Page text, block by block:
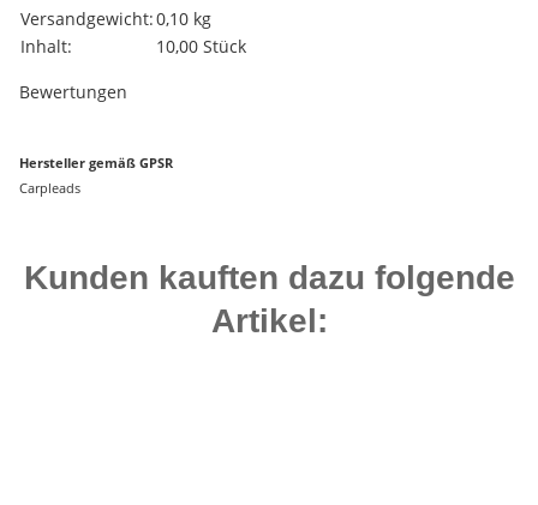
Produkteigenschaft
Wert
Versandgewicht:0,10 kg
Inhalt:
10,00 Stück
Bewertungen
Hersteller gemäß GPSR
Carpleads
Kunden kauften dazu folgende
Artikel: